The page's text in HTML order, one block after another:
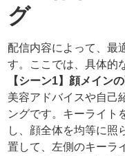
グ
配信内容によって、最
す。ここでは、具体的
【シーン1】顔メイン
美容アドバイスや自己
ングです。キーライト
し、顔全体を均等に照
置して、左側のキーラ